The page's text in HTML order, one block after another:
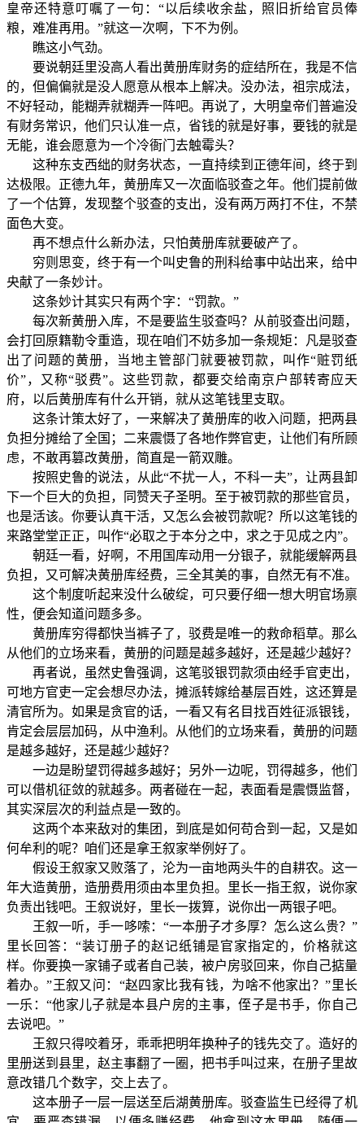
皇帝还特意叮嘱了一句：“以后续收余盐，照旧折给官员俸
粮，难准再用。”就这一次啊，下不为例。
瞧这小气劲。
要说朝廷里没高人看出黄册库财务的症结所在，我是不信
的，但偏偏就是没人愿意从根本上解决。没办法，祖宗成法，
不好轻动，能糊弄就糊弄一阵吧。再说了，大明皇帝们普遍没
有财务常识，他们只认准一点，省钱的就是好事，要钱的就是
无能，谁会愿意为一个冷衙门去触霉头？
这种东支西绌的财务状态，一直持续到正德年间，终于到
达极限。正德九年，黄册库又一次面临驳查之年。他们提前做
了一个估算，发现整个驳查的支出，没有两万两打不住，不禁
面色大变。
再不想点什么新办法，只怕黄册库就要破产了。
穷则思变，终于有一个叫史鲁的刑科给事中站出来，给中
央献了一条妙计。
这条妙计其实只有两个字：“罚款。”
每次新黄册入库，不是要监生驳查吗？从前驳查出问题，
会打回原籍勒令重造，现在咱们不妨多加一条规矩：凡是驳查
出了问题的黄册，当地主管部门就要被罚款，叫作“赃罚纸
价”，又称“驳费”。这些罚款，都要交给南京户部转寄应天
府，以后黄册库有什么开销，就从这笔钱里支取。
这条计策太好了，一来解决了黄册库的收入问题，把两县
负担分摊给了全国；二来震慑了各地作弊官吏，让他们有所顾
虑，不敢再篡改黄册，简直是一箭双雕。
按照史鲁的说法，从此“不扰一人，不科一夫”，让两县卸
下一个巨大的负担，同赞天子圣明。至于被罚款的那些官员，
也是活该。你要认真干活，又怎么会被罚款呢？所以这笔钱的
来路堂堂正正，叫作“必取之于本分之中，求之于见成之内”。
朝廷一看，好啊，不用国库动用一分银子，就能缓解两县
负担，又可解决黄册库经费，三全其美的事，自然无有不准。
这个制度听起来没什么破绽，可只要仔细一想大明官场禀
性，便会知道问题多多。
黄册库穷得都快当裤子了，驳费是唯一的救命稻草。那么
从他们的立场来看，黄册的问题是越多越好，还是越少越好？
再者说，虽然史鲁强调，这笔驳银罚款须由经手官吏出，
可地方官吏一定会想尽办法，摊派转嫁给基层百姓，这还算是
清官所为。如果是贪官的话，一看又有名目找百姓征派银钱，
肯定会层层加码，从中渔利。从他们的立场来看，黄册的问题
是越多越好，还是越少越好？
一边是盼望罚得越多越好；另外一边呢，罚得越多，他们
可以借机征敛的就越多。两者碰在一起，表面看是震慑监督，
其实深层次的利益点是一致的。
这两个本来敌对的集团，到底是如何苟合到一起，又是如
何牟利的呢？咱们还是拿王叙家举例好了。
假设王叙家又败落了，沦为一亩地两头牛的自耕农。这一
年大造黄册，造册费用须由本里负担。里长一指王叙，说你家
负责出钱吧。王叙说好，里长一拨算，说你出一两银子吧。
王叙一听，手一哆嗦：“一本册子才多厚？怎么这么贵？”
里长回答：“装订册子的赵记纸铺是官家指定的，价格就这
样。你要换一家铺子或者自己装，被户房驳回来，你自己掂量
着办。”王叙又问：“赵四家比我有钱，为啥不他家出？”里长
一乐：“他家儿子就是本县户房的主事，侄子是书手，你自己
去说吧。”
王叙只得咬着牙，乖乖把明年换种子的钱先交了。造好的
里册送到县里，赵主事翻了一圈，把书手叫过来，在册子里故
意改错几个数字，交上去了。
这本册子一层一层送至后湖黄册库。驳查监生已经得了机